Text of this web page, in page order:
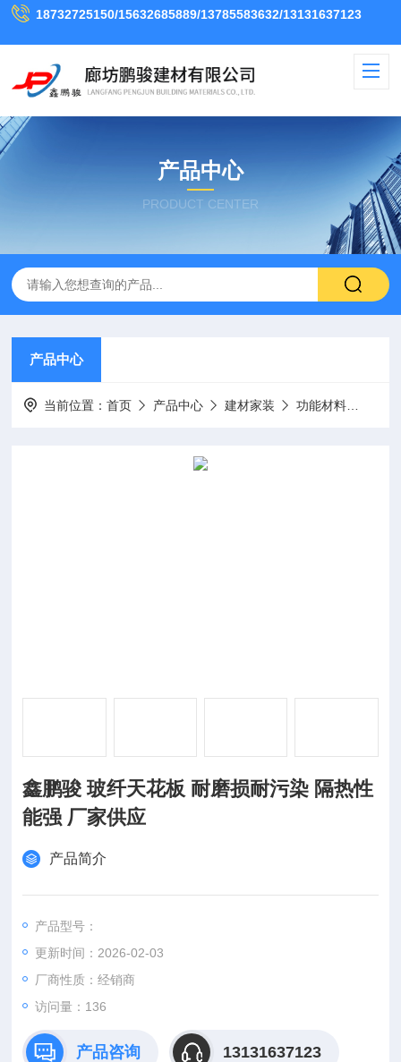
18732725150/15632685889/13785583632/13131637123
产品中心
PRODUCT CENTER
产品中心
当前位置：首页 产品中心 建材家装 功能材料
鑫鹏骏 玻纤天花板 耐磨损耐污染 隔热性
能强 厂家供应
产品简介
产品型号：
更新时间：2026-02-03
厂商性质：经销商
访问量：136
产品咨询 13131637123